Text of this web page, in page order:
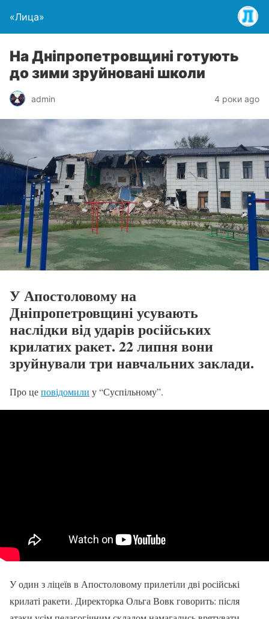
«Лица»
На Дніпропетровщині готують
до зими зруйновані школи
admin 4 роки ago
У Апостоловому на
Дніпропетровщині усувають
наслідки від ударів російських
крилатих ракет. 22 липня вони
зруйнували три навчальних заклади.
Про цеповідомили у “Суспільному”.
У один з ліцеїв в Апостоловому прилетіли дві російські
крилаті ракети. Директорка Ольга Вовк говорить: після